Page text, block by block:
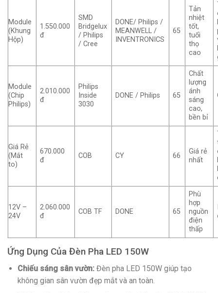
Module
(Khung
Hộp)
1.550.000
đ
SMD
Bridgelux
/ Philips
/ Cree
DONE/ Philips /
MEANWELL /
INVENTRONICS
65
Tản
nhiệt
tốt,
tuổi
thọ
cao
Module
(Chip
Philips)
2.010.000
đ
Philips
Inside
3030
DONE / Philips 65
Chất
lượng
ánh
sáng
cao,
bền bỉ
Giá Rẻ
(Mắt
to)
670.000
đ
COB CY 66
Giá rẻ
nhất
12V –
24V
2.060.000
đ
COB TF DONE 65
Phù
hợp
nguồn
điện
thấp
Ứng Dụng Của Đèn Pha LED 150W
Chiếu sáng sân vườn:Đèn pha LED 150W giúp tạo
không gian sân vườn đẹp mắt và an toàn.